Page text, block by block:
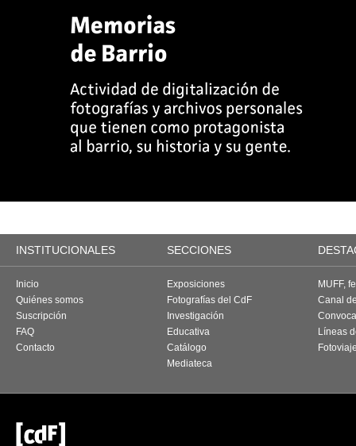
INSTITUCIONALES SECCIONES
Inicio
Quiénes somos
Suscripción
FAQ
Contacto
Exposiciones
Fotografías del CdF
Investigación
Educativa
Catálogo
Mediateca
MUFF,
Canal
Líneas